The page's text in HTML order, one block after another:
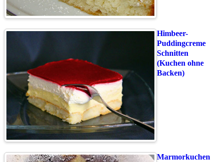
Himbeer-
Puddingcreme
Schnitten
(Kuchen ohne
Backen)
Marmorkuchen